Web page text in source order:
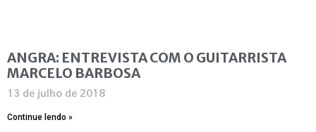
ANGRA: ENTREVISTA COM O GUITARRISTA
MARCELO BARBOSA
13 de julho de 2018
Continue lendo »